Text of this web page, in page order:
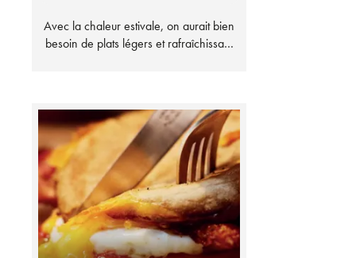
Avec la chaleur estivale, on aurait bien
besoin de plats légers et rafraîchissa…